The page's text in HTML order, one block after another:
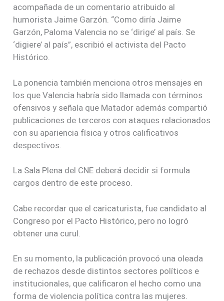
acompañada de un comentario atribuido al
humorista Jaime Garzón. “Como diría Jaime
Garzón, Paloma Valencia no se ‘dirige’ al país. Se
‘digiere’ al país”, escribió el activista del Pacto
Histórico.
La ponencia también menciona otros mensajes en
los que Valencia habría sido llamada con términos
ofensivos y señala que Matador además compartió
publicaciones de terceros con ataques relacionados
con su apariencia física y otros calificativos
despectivos.
La Sala Plena del CNE deberá decidir si formula
cargos dentro de este proceso.
Cabe recordar que el caricaturista, fue candidato al
Congreso por el Pacto Histórico, pero no logró
obtener una curul.
En su momento, la publicación provocó una oleada
de rechazos desde distintos sectores políticos e
institucionales, que calificaron el hecho como una
forma de violencia política contra las mujeres.